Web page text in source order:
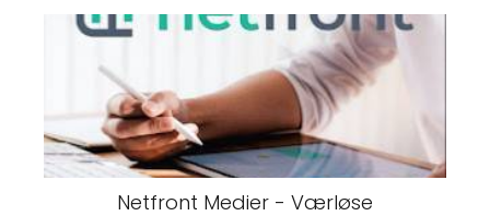
Netfront Medier - Værløse